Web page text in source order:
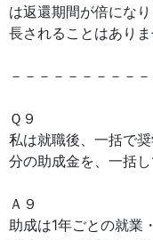
は返還期間が倍にな
長されることはありま
－－－－－－－－－
Ｑ９
私は就職後、一括で
分の助成金を、一括
Ａ９
助成は1年ごとの就業